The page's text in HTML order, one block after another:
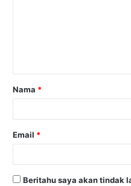
Nama *
Email *
Beritahu saya akan tindak